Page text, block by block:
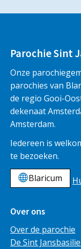
Parochie Sint
Onze
parochies van
de regio Gooi-
dekenaat
Amsterdam.
Iedereen is
te bezoeken.
Blaricum
Over ons
Over de parochie
De Sint